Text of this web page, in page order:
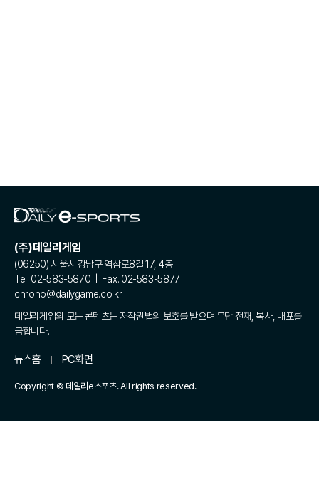
(주)데일리게임
(06250) 서울시 강남구 역삼로8길 17, 4층
Tel. 02-583-5870 | Fax. 02-583-5877
chrono@dailygame.co.kr
데일리게임의 모든 콘텐츠는 저작권법의 보호를 받으며 무단 전재, 복사, 배포를
금합니다.
뉴스홈 PC화면
Copyright © 데일리e스포츠. All rights reserved.